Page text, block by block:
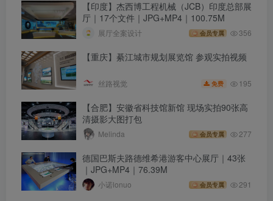
【印度】杰西博工程机械（JCB）印度总部展
厅｜17个文件｜JPG+MP4｜100.75M
展厅全案设计 会员专属 356
【重庆】綦江城市规划展览馆 参观实拍视频
丝路视觉 免费 195
【合肥】安徽省科技馆新馆 现场实拍90张高
清摄影大图打包
Melinda 会员专属 277
德国巴斯夫路德维希港游客中心展厅｜43张
｜JPG+MP4｜76.39M
小诺lonuo 会员专属 291